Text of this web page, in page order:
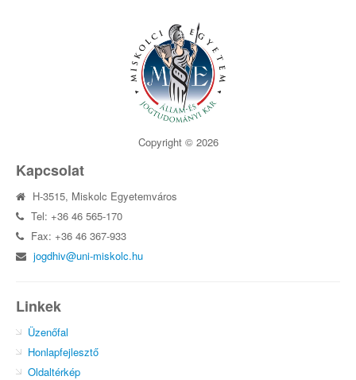
Copyright © 2026
Kapcsolat
H-3515, Miskolc Egyetemváros
Tel: +36 46 565-170
Fax: +36 46 367-933
jogdhiv@uni-miskolc.hu
Linkek
Üzenőfal
Honlapfejlesztő
Oldaltérkép